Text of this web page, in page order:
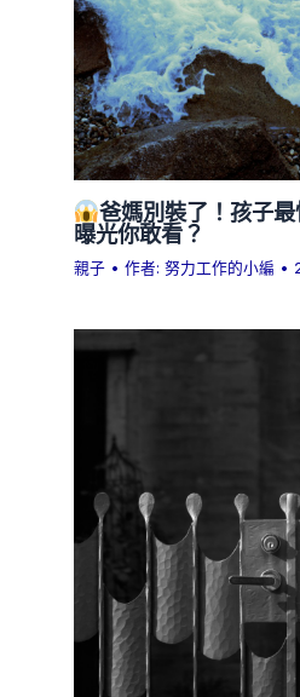
爸媽別裝了！孩子
曝光你敢看？
親子 • 作者:努力工作的小編 •